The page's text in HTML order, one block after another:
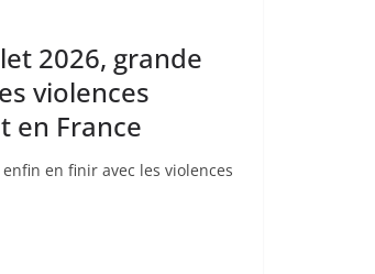
2026, grande
violences
en France
en finir avec les violences